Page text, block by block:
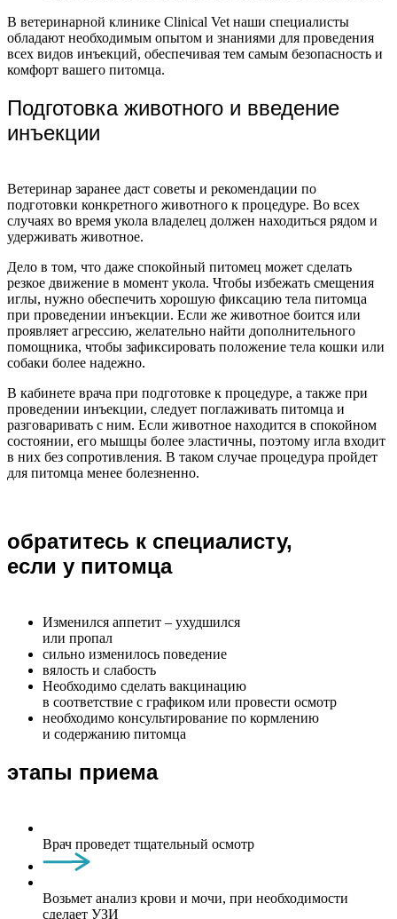
В ветеринарной клинике Clinical Vet наши специалисты
обладают необходимым опытом и знаниями для проведения
всех видов инъекций, обеспечивая тем самым безопасность и
комфорт вашего питомца.
Подготовка животного и введение
инъекции
Ветеринар заранее даст советы и рекомендации по
подготовки конкретного животного к процедуре. Во всех
случаях во время укола владелец должен находиться рядом и
удерживать животное.
Дело в том, что даже спокойный питомец может сделать
резкое движение в момент укола. Чтобы избежать смещения
иглы, нужно обеспечить хорошую фиксацию тела питомца
при проведении инъекции. Если же животное боится или
проявляет агрессию, желательно найти дополнительного
помощника, чтобы зафиксировать положение тела кошки или
собаки более надежно.
В кабинете врача при подготовке к процедуре, а также при
проведении инъекции, следует поглаживать питомца и
разговаривать с ним. Если животное находится в спокойном
состоянии, его мышцы более эластичны, поэтому игла входит
в них без сопротивления. В таком случае процедура пройдет
для питомца менее болезненно.
обратитесь к специалисту,
если у питомца
Изменился аппетит – ухудшился
или пропал
сильно изменилось поведение
вялость и слабость
Необходимо сделать вакцинацию
в соответствие с графиком или провести осмотр
необходимо консультирование по кормлению
и содержанию питомца
этапы приема
Врач проведет тщательный осмотр
Возьмет анализ крови и мочи, при необходимости
сделает УЗИ